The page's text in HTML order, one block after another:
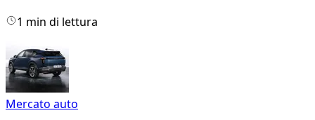
1 min di lettura
Mercato auto